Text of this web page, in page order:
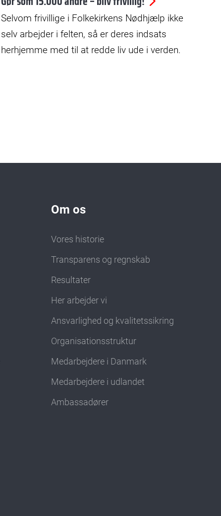
Selvom frivillige i Folkekirkens Nødhjælp ikke
selv arbejder i felten, så er deres indsats
herhjemme med til at redde liv ude i verden.
Om os
Vores historie
Transparens og regnskab
Resultater
Her arbejder vi
Ansvarlighed og kvalitetssikring
Organisationsstruktur
Medarbejdere i Danmark
Medarbejdere i udlandet
Ambassadører